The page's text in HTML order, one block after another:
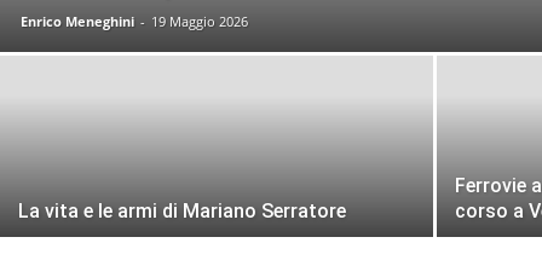
Enrico Meneghini - 19 Maggio 2026
La vita e le armi di Mariano Serratore
Ferrovie
corso a